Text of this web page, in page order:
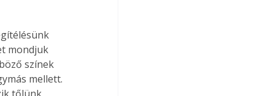
mondjuk
színek
mellett.